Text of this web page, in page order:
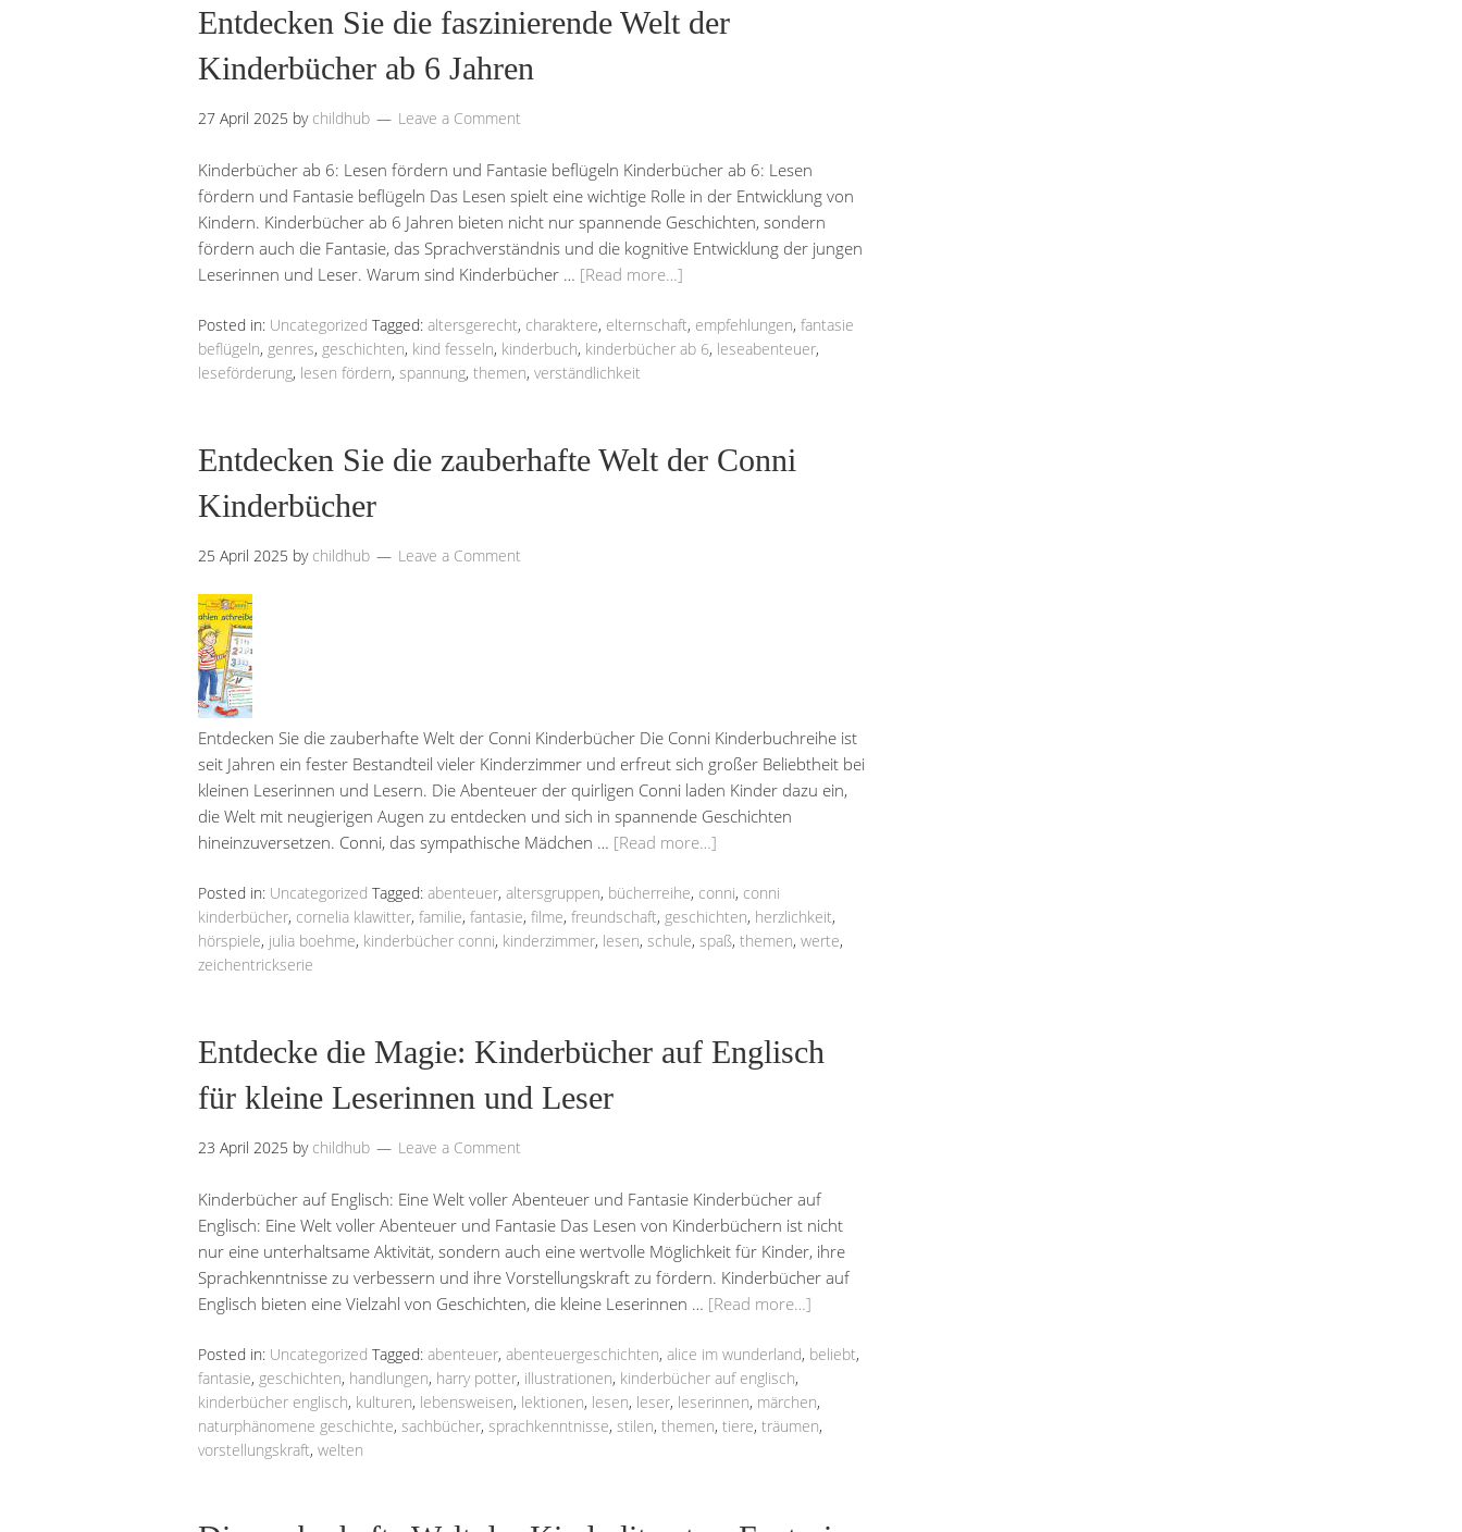
Entdecken Sie die faszinierende Welt der
Kinderbücher ab 6 Jahren
27 April 2025 by childhub Leave a Comment
Kinderbücher ab 6: Lesen fördern und Fantasie beflügeln Kinderbücher ab 6: Lesen
fördern und Fantasie beflügeln Das Lesen spielt eine wichtige Rolle in der Entwicklung von
Kindern. Kinderbücher ab 6 Jahren bieten nicht nur spannende Geschichten, sondern
fördern auch die Fantasie, das Sprachverständnis und die kognitive Entwicklung der jungen
Leserinnen und Leser. Warum sind Kinderbücher … [Read more…]
Posted in: Uncategorized Tagged: altersgerecht, charaktere, elternschaft, empfehlungen, fantasie
beflügeln, genres, geschichten, kind fesseln, kinderbuch, kinderbücher ab 6, leseabenteuer,
leseförderung, lesen fördern, spannung, themen, verständlichkeit
Entdecken Sie die zauberhafte Welt der Conni
Kinderbücher
25 April 2025 by childhub Leave a Comment
Entdecken Sie die zauberhafte Welt der Conni Kinderbücher Die Conni Kinderbuchreihe ist
seit Jahren ein fester Bestandteil vieler Kinderzimmer und erfreut sich großer Beliebtheit bei
kleinen Leserinnen und Lesern. Die Abenteuer der quirligen Conni laden Kinder dazu ein,
die Welt mit neugierigen Augen zu entdecken und sich in spannende Geschichten
hineinzuversetzen. Conni, das sympathische Mädchen … [Read more…]
Posted in: Uncategorized Tagged: abenteuer, altersgruppen, bücherreihe, conni, conni
kinderbücher, cornelia klawitter, familie, fantasie, filme, freundschaft, geschichten, herzlichkeit,
hörspiele, julia boehme, kinderbücher conni, kinderzimmer, lesen, schule, spaß, themen, werte,
zeichentrickserie
Entdecke die Magie: Kinderbücher auf Englisch
für kleine Leserinnen und Leser
23 April 2025 by childhub Leave a Comment
Kinderbücher auf Englisch: Eine Welt voller Abenteuer und Fantasie Kinderbücher auf
Englisch: Eine Welt voller Abenteuer und Fantasie Das Lesen von Kinderbüchern ist nicht
nur eine unterhaltsame Aktivität, sondern auch eine wertvolle Möglichkeit für Kinder, ihre
Sprachkenntnisse zu verbessern und ihre Vorstellungskraft zu fördern. Kinderbücher auf
Englisch bieten eine Vielzahl von Geschichten, die kleine Leserinnen … [Read more…]
Posted in: Uncategorized Tagged: abenteuer, abenteuergeschichten, alice im wunderland, beliebt,
fantasie, geschichten, handlungen, harry potter, illustrationen, kinderbücher auf englisch,
kinderbücher englisch, kulturen, lebensweisen, lektionen, lesen, leser, leserinnen, märchen,
naturphänomene geschichte, sachbücher, sprachkenntnisse, stilen, themen, tiere, träumen,
vorstellungskraft, welten